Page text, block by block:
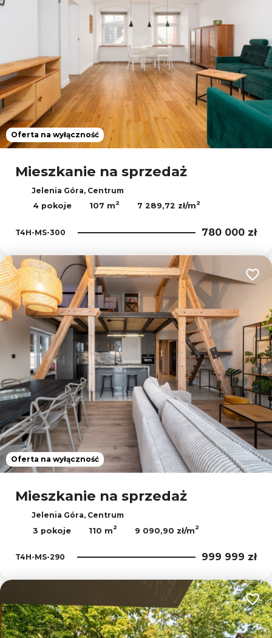
Oferta na wyłączność
Mieszkanie na sprzedaż
Jelenia Góra, Centrum
4 pokoje
107 m2 7 289,72 zł/m2
T4H-MS-300 780 000 zł
Oferta na wyłączność
Mieszkanie na sprzedaż
Jelenia Góra, Centrum
3 pokoje
110 m2 9 090,90 zł/m2
T4H-MS-290 999 999 zł